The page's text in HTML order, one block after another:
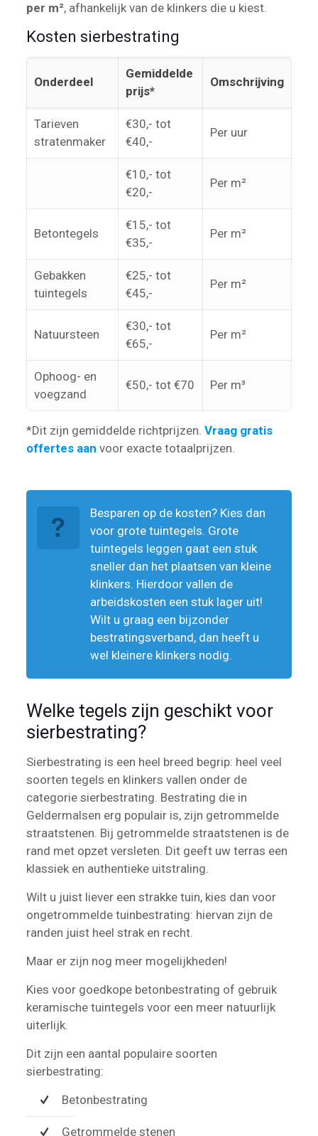
per m², afhankelijk van de klinkers die u kiest.
Kosten sierbestrating
Onderdeel
Gemiddelde
prijs*
Omschrijving
Tarieven
stratenmaker
€30,- tot
€40,-
Per uur
€10,- tot
€20,-
Per m²
Betontegels
€15,- tot
€35,-
Per m²
Gebakken
tuintegels
€25,- tot
€45,-
Per m²
Natuursteen
€30,- tot
€65,-
Per m²
Ophoog- en
voegzand
€50,- tot €70 Per m³
*Dit zijn gemiddelde richtprijzen. Vraag gratis
offertes aan voor exacte totaalprijzen.
Besparen op de kosten? Kies dan
voor grote tuintegels. Grote
tuintegels leggen gaat een stuk
sneller dan het plaatsen van kleine
klinkers. Hierdoor vallen de
arbeidskosten een stuk lager uit!
Wilt u graag een bijzonder
bestratingsverband, dan heeft u
wel kleinere klinkers nodig.
Welke tegels zijn geschikt voor
sierbestrating?
Sierbestrating is een heel breed begrip: heel veel
soorten tegels en klinkers vallen onder de
categorie sierbestrating. Bestrating die in
Geldermalsen erg populair is, zijn getrommelde
straatstenen. Bij getrommelde straatstenen is de
rand met opzet versleten. Dit geeft uw terras een
klassiek en authentieke uitstraling.
Wilt u juist liever een strakke tuin, kies dan voor
ongetrommelde tuinbestrating: hiervan zijn de
randen juist heel strak en recht.
Maar er zijn nog meer mogelijkheden!
Kies voor goedkope betonbestrating of gebruik
keramische tuintegels voor een meer natuurlijk
uiterlijk.
Dit zijn een aantal populaire soorten
sierbestrating:
Betonbestrating
Getrommelde stenen